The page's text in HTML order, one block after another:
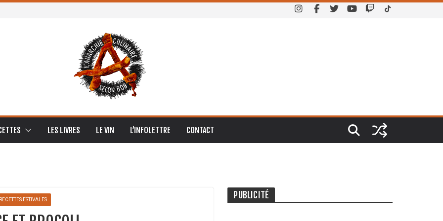
LES LIVRES LE VIN L’INFOLETTRE CONTACT
RECETTES ESTIVALES PUBLICITÉ